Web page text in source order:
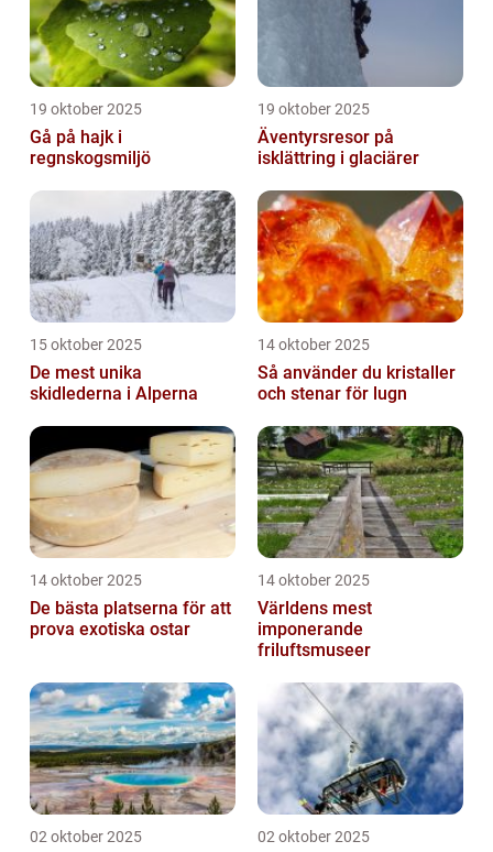
19 oktober 2025
Gå på hajk i
regnskogsmiljö
19 oktober 2025
Äventyrsresor på
isklättring i glaciärer
15 oktober 2025
De mest unika
skidlederna i Alperna
14 oktober 2025
Så använder du kristaller
och stenar för lugn
14 oktober 2025
De bästa platserna för att
prova exotiska ostar
14 oktober 2025
Världens mest
imponerande
friluftsmuseer
02 oktober 2025 02 oktober 2025